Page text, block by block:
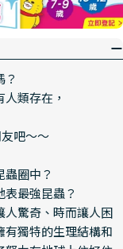
類存在，
吧～～
圈中？
最強昆蟲？
驚奇、時而讓人困
獨特的生理結構和